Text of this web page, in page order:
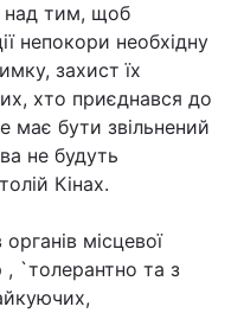
над тим, щоб
непокори необхідну
захист їх
хто приєднався до
має бути звільнений
не будуть
Кінах.
місцевої
, `толерантно та з